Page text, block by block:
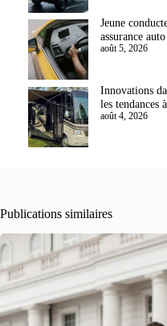
Jeune
assurance
août 5, 2026
Innovations
les tendances
août 4, 2026
Publications similaires